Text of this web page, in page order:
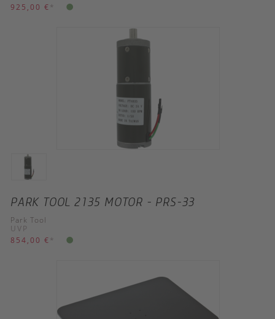
925,00 € *
PARK TOOL 2135 MOTOR - PRS-33
Park Tool
UVP
854,00 € *